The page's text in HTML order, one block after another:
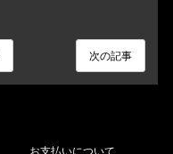
次の記事
お支払いについて